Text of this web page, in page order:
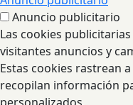
Anuncio publicitario
Las cookies
visitantes anuncios y
Estas cookies rastrean
recopilan información